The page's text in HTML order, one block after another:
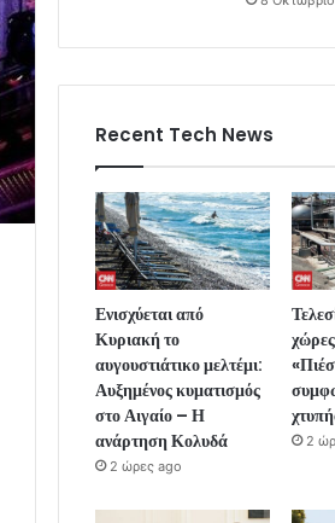
Recent Tech News
Ενισχύεται από
Κυριακή το
αυγουστιάτικο μελτέμι:
Αυξημένος κυματισμός
στο Αιγαίο – Η
ανάρτηση Κολυδά
2 ώρες ago
2